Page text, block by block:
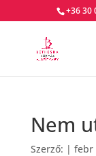
+36 30
Nem
Szerző: | febr